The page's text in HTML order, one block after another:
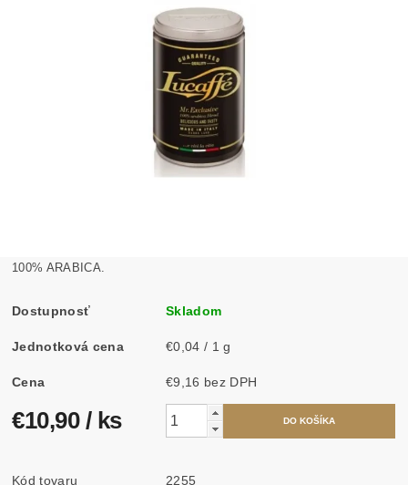
100% ARABICA.
Dostupnosť Skladom
Jednotková cena €0,04 / 1 g
Cena €9,16 bez DPH
€10,90 / ks
Kód tovaru 2255